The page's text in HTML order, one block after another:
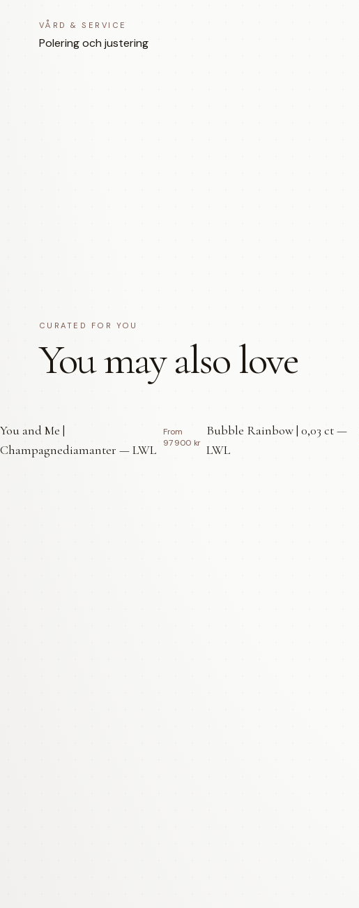
VÅRD & SERVICE
Polering och justering
CURATED FOR YOU
You may also love
You and Me |
Champagnediamanter — LWL
From
97 900 kr
Bubble Rainbow | 0,03 ct —
LWL